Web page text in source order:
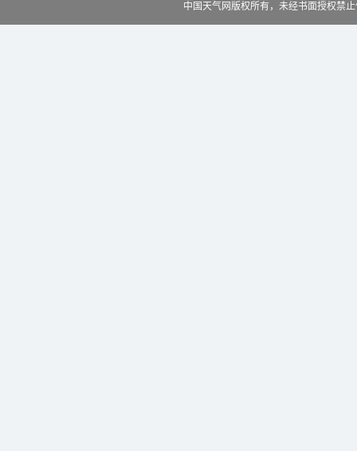
中国天气网版权所有，未经书面授权